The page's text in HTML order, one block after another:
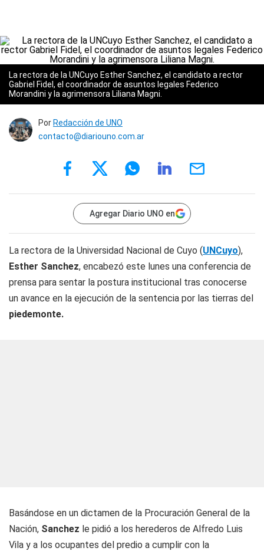
La rectora de la UNCuyo Esther Sanchez, el candidato a rector
Gabriel Fidel, el coordinador de asuntos legales Federico
Morandini y la agrimensora Liliana Magni.
Por Redacción de UNO
contacto@diariouno.com.ar
Agregar Diario UNO en
La rectora de la Universidad Nacional de Cuyo (UNCuyo),
Esther Sanchez, encabezó este lunes una conferencia de
prensa para sentar la postura institucional tras conocerse
un avance en la ejecución de la sentencia por las tierras del
piedemonte.
Basándose en un dictamen de la Procuración General de la
Nación, Sanchez le pidió a los herederos de Alfredo Luis
Vila y a los ocupantes del predio a cumplir con la